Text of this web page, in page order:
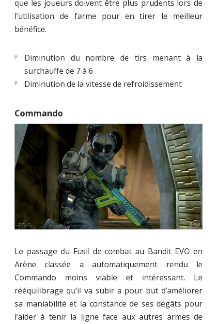
que les joueurs doivent être plus prudents lors de
l’utilisation de l’arme pour en tirer le meilleur
bénéfice.
Diminution du nombre de tirs menant à la
surchauffe de 7 à 6
Diminution de la vitesse de refroidissement
Commando
Le passage du Fusil de combat au Bandit EVO en
Arène classée a automatiquement rendu le
Commando moins viable et intéressant. Le
rééquilibrage qu’il va subir a pour but d’améliorer
sa maniabilité et la constance de ses dégâts pour
l’aider à tenir la ligne face aux autres armes de